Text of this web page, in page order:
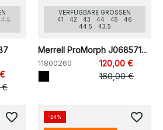
€
VERFÜGBARE GRÖSSEN
41
42 43 44 45
46
44.5
43.5
Merrell ProMorph J068571...
11800260
120,00 €
160,00 €
favorite_border -24% favorite_border